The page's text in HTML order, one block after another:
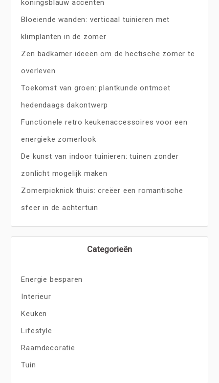
koningsblauw accenten
Bloeiende wanden: verticaal tuinieren met
klimplanten in de zomer
Zen badkamer ideeën om de hectische zomer te
overleven
Toekomst van groen: plantkunde ontmoet
hedendaags dakontwerp
Functionele retro keukenaccessoires voor een
energieke zomerlook
De kunst van indoor tuinieren: tuinen zonder
zonlicht mogelijk maken
Zomerpicknick thuis: creëer een romantische
sfeer in de achtertuin
Categorieën
Energie besparen
Interieur
Keuken
Lifestyle
Raamdecoratie
Tuin